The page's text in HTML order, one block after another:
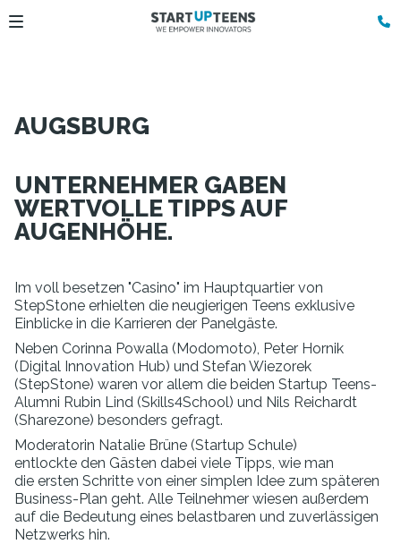
AUGSBURG
UNTERNEHMER GABEN
WERTVOLLE TIPPS AUF
AUGENHÖHE.
Im voll besetzen "Casino" im Hauptquartier von
StepStone erhielten die neugierigen Teens exklusive
Einblicke in die Karrieren der Panelgäste.
Neben Corinna Powalla (Modomoto), Peter Hornik
(Digital Innovation Hub) und Stefan Wiezorek
(StepStone) waren vor allem die beiden Startup Teens-
Alumni Rubin Lind (Skills4School) und Nils Reichardt
(Sharezone) besonders gefragt.
Moderatorin Natalie Brüne (Startup Schule)
entlockte den Gästen dabei viele Tipps, wie man
die ersten Schritte von einer simplen Idee zum späteren
Business-Plan geht. Alle Teilnehmer wiesen außerdem
auf die Bedeutung eines belastbaren und zuverlässigen
Netzwerks hin.